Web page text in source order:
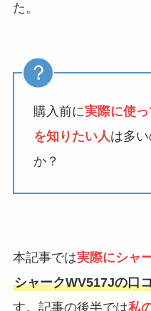
た。
購入前に実際に使
を知りたい人 は多
か？
本記事では実際にシャ
シャークWV517Jの口
す。記事の後半では私